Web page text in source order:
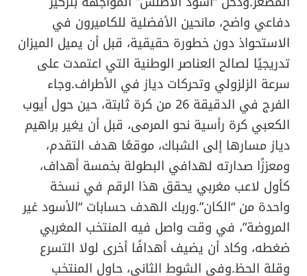
دفاعي واضح، مانحين الأفضلية للكاميرون في
الاستحواذ دون خطورة حقيقية، قبل أن يميل الميزان
تدريجيًا لصالح العناصر الوطنية التي اعتمدت على
سرعة الزلزولي وتحركات دياز في الأطراف.وجاء
الفرج في الدقيقة 26 من كرة ثابتة، حين حول أيوب
الكعبي كرة رأسية نحو المرمى، قبل أن يغير براهيم
دياز مسارها إلى الشباك، موقعًا هدف التقدم،
ومعززًا صدارته لهدافي البطولة بخمسة أهداف،
كأول لاعب مغربي يحقق هذا الرقم في نسخة
واحدة من “الكان”.وربك الهدف حسابات “الأسود غير
المروضة”، في وقت واصل فيه المنتخب المغربي
ضغطه، وكاد أن يضيف أهدافًا أخرى لولا التسرع
وقلة الحظ.وفي الشوط الثاني، حاول المنتخب